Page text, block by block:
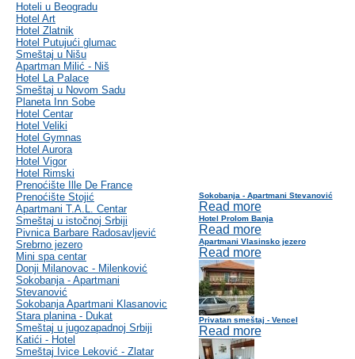
Hoteli u Beogradu
Hotel Art
Hotel Zlatnik
Hotel Putujući glumac
Smeštaj u Nišu
Apartman Milić - Niš
Hotel La Palace
Smeštaj u Novom Sadu
Planeta Inn Sobe
Hotel Centar
Hotel Veliki
Hotel Gymnas
Hotel Aurora
Hotel Vigor
Hotel Rimski
Prenoćište Ille De France
Prenoćište Stojić
Apartmani T.A.L. Centar
Smeštaj u istočnoj Srbiji
Pivnica Barbare Radosavljević
Srebrno jezero
Mini spa centar
Donji Milanovac - Milenković
Sokobanja - Apartmani
Stevanović
Sokobanja Apartmani Klasanovic
Stara planina - Dukat
Smeštaj u jugozapadnoj Srbiji
Katići - Hotel
Smeštaj Ivice Leković - Zlatar
Sokobanja - Apartmani Stevanović
Read more
Hotel Prolom Banja
Read more
Apartmani Vlasinsko jezero
Read more
Privatan smeštaj - Vencel
Read more